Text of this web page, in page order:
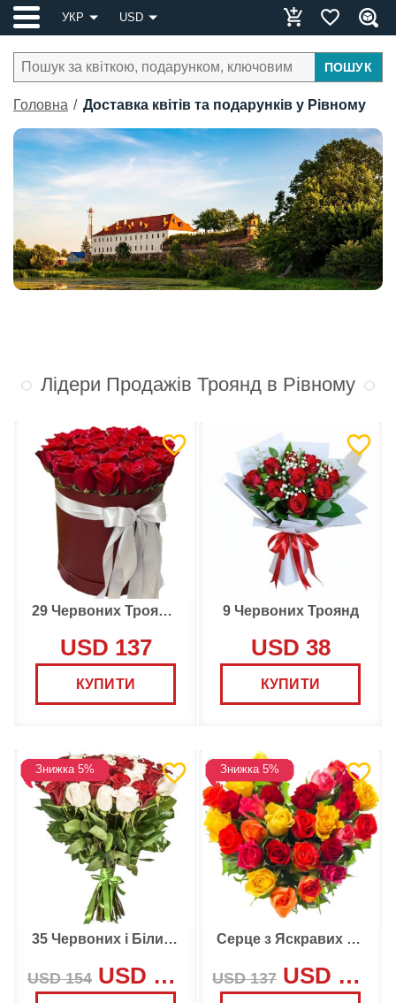
УКР USD
ПОШУК
Головна Доставка квітів та подарунків у Рівному
Лідери Продажів Троянд в Рівному
29 Червоних Троянд в Коробці
USD 137
КУПИТИ
9 Червоних Троянд
USD 38
КУПИТИ
Знижка 5%
35 Червоних і Білих Троянд
USD 154 USD 146
Знижка 5%
Серце з Яскравих Троянд
USD 137 USD 130